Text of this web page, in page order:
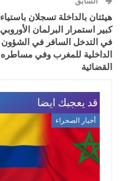
هيئتان بالداخلة تسجلان باستياء
كبير استمرار البرلمان الأوروبي
في التدخل السافر في الشؤون
الداخلية للمغرب وفي مساطره
القضائية
قد يعجبك ايضا
أخبار الصحراء